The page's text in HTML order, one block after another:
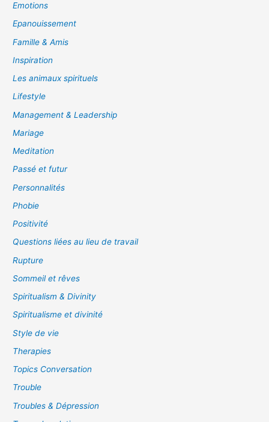
Emotions
Epanouissement
Famille & Amis
Inspiration
Les animaux spirituels
Lifestyle
Management & Leadership
Mariage
Meditation
Passé et futur
Personnalités
Phobie
Positivité
Questions liées au lieu de travail
Rupture
Sommeil et rêves
Spiritualism & Divinity
Spiritualisme et divinité
Style de vie
Therapies
Topics Conversation
Trouble
Troubles & Dépression